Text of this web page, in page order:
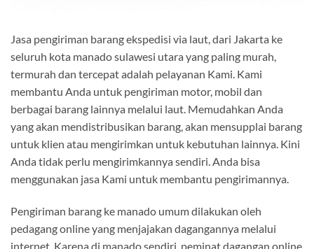
Jasa pengiriman barang ekspedisi via laut, dari Jakarta ke
seluruh kota manado sulawesi utara yang paling murah,
termurah dan tercepat adalah pelayanan Kami. Kami
membantu Anda untuk pengiriman motor, mobil dan
berbagai barang lainnya melalui laut. Memudahkan Anda
yang akan mendistribusikan barang, akan mensupplai barang
untuk klien atau mengirimkan untuk kebutuhan lainnya. Kini
Anda tidak perlu mengirimkannya sendiri. Anda bisa
menggunakan jasa Kami untuk membantu pengirimannya.
Pengiriman barang ke manado umum dilakukan oleh
pedagang online yang menjajakan dagangannya melalui
internet. Karena di manado sendiri, peminat dagangan online